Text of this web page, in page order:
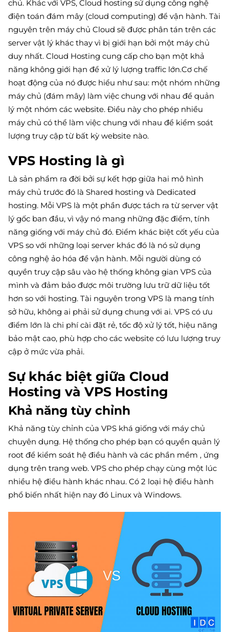
chủ. Khác với VPS, Cloud hosting sử dụng công nghệ
điện toán đám mây (cloud computing) để vận hành. Tài
nguyên trên máy chủ Cloud sẽ được phân tán trên các
server vật lý khác thay vì bị giới hạn bởi một máy chủ
duy nhất. Cloud Hosting cung cấp cho bạn một khả
năng không giới hạn để xử lý lượng traffic lớn.Cơ chế
hoạt động của nó được hiểu như sau: một nhóm những
máy chủ (đám mây) làm việc chung với nhau để quản
lý một nhóm các website. Điều này cho phép nhiều
máy chủ có thể làm việc chung với nhau để kiểm soát
lượng truy cập từ bất kỳ website nào.
VPS Hosting là gì
Là sản phẩm ra đời bởi sự kết hợp giữa hai mô hình
máy chủ trước đó là Shared hosting và Dedicated
hosting. Mỗi VPS là một phần được tách ra từ server vật
lý gốc ban đầu, vì vậy nó mang những đặc điểm, tính
năng giống với máy chủ đó. Điểm khác biệt cốt yếu của
VPS so với những loại server khác đó là nó sử dụng
công nghệ ảo hóa để vận hành. Mỗi người dùng có
quyền truy cập sâu vào hệ thống không gian VPS của
mình và đảm bảo được môi trường lưu trữ dữ liệu tốt
hơn so với hosting. Tài nguyên trong VPS là mang tính
sở hữu, không ai phải sử dụng chung với ai. VPS có ưu
điểm lớn là chi phí cài đặt rẻ, tốc độ xử lý tốt, hiệu năng
bảo mật cao, phù hợp cho các website có lưu lượng truy
cập ở mức vừa phải.
Sự khác biệt giữa Cloud
Hosting và VPS Hosting
Khả năng tùy chỉnh
Khả năng tùy chỉnh của VPS khá giống với máy chủ
chuyên dụng. Hệ thống cho phép bạn có quyền quản lý
root để kiểm soát hệ điều hành và các phần mềm , ứng
dụng trên trang web. VPS cho phép chạy cùng một lúc
nhiều hệ điều hành khác nhau. Có 2 loại hệ điều hành
phổ biến nhất hiện nay đó Linux và Windows.